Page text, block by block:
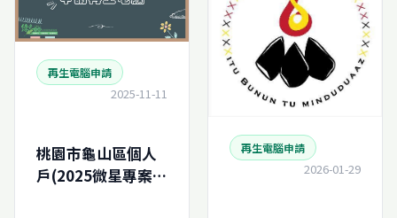
再生電腦申請
2025-11-11
桃園市龜山區個人
戶(2025微星專案)-
再生電腦申請
2026-01-29